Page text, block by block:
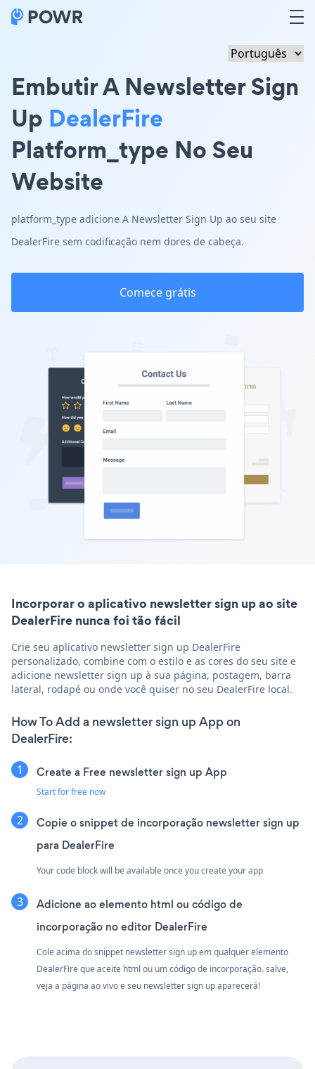
Embutir A Newsletter Sign
Up DealerFire
Platform_type No Seu
Website
platform_type adicione A Newsletter Sign Up ao seu site
DealerFire sem codificação nem dores de cabeça.
Comece grátis
Incorporar o aplicativo newsletter sign up ao site
DealerFire nunca foi tão fácil
Crie seu aplicativo newsletter sign up DealerFire
personalizado, combine com o estilo e as cores do seu site e
adicione newsletter sign up à sua página, postagem, barra
lateral, rodapé ou onde você quiser no seu DealerFire local.
How To Add a newsletter sign up App on
DealerFire:
Create a Free newsletter sign up App
Start for free now
Copie o snippet de incorporação newsletter sign up
para DealerFire
Your code block will be available once you create your app
Adicione ao elemento html ou código de
incorporação no editor DealerFire
Cole acima do snippet newsletter sign up em qualquer elemento
DealerFire que aceite html ou um código de incorporação. salve,
veja a página ao vivo e seu newsletter sign up aparecerá!